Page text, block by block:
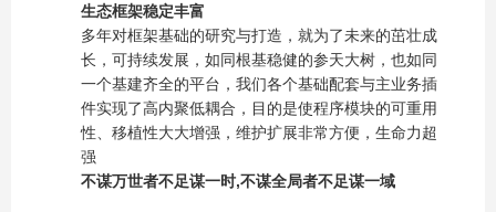
生态框架稳定丰富
多年对框架基础的研究与打造，就为了未来的茁壮成
长，可持续发展，如同根基稳健的参天大树，也如同
一个基建齐全的平台，我们各个基础配套与主业务插
件实现了高内聚低耦合，目的是使程序模块的可重用
性、移植性大大增强，维护扩展非常方便，生命力超
强
不谋万世者不足谋一时,不谋全局者不足谋一域